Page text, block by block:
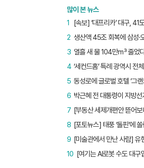
많이 본 뉴스
1
2
3
‘세컨드홈’ 특례 광역시 전
4
5
6
7
[포토뉴스] 태풍 ‘돌핀’에
8
9
10